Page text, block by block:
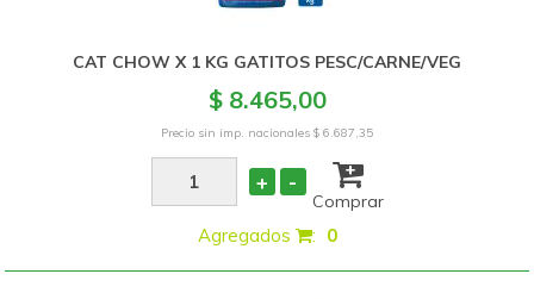
CAT CHOW X 1 KG GATITOS PESC/CARNE/VEG
$ 8.465,00
Precio sin imp. nacionales$ 6.687,35
+ -
Comprar
Agregados : 0